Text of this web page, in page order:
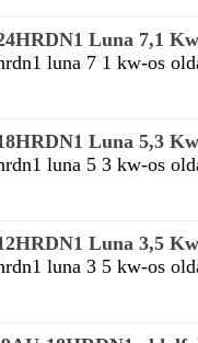
Luna 7,1
luna 7 1 kw-os
Luna 5,3
luna 5 3 kw-os
Luna 3,5
luna 3 5 kw-os